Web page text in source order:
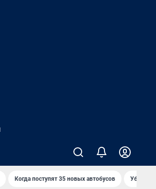
Когда поступят 35 новых автобусов Убийца